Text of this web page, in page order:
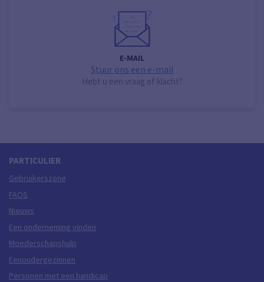
E-MAIL
Stuur ons een e-mail
Hebt u een vraag of klacht?
PARTICULIER
Gebruikerszone
FAQS
Nieuws
Een onderneming vinden
Moederschapshulp
Eenoudergezinnen
Personen met een handicap